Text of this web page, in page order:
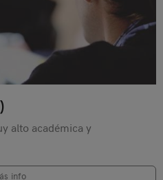
alto académica y
info